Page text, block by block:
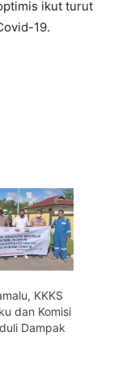
ikut turut
19.
KKKS
dan Komisi
Dampak